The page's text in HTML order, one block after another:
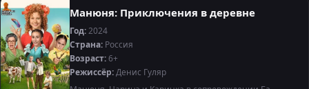
Манюня: Приключения в деревне
Год:2024
Страна: Россия
Возраст:6+
Режиссёр:Денис Гуляр